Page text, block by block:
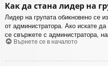
Как да стана лидер на
Лидер на групата обикновено се
от администратора. Ако искате
се свържете с администратора,
Върнете се в началото